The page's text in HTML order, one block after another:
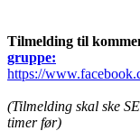
Tilmelding til
gruppe:
https://
(Tilmelding skal ske
timer før)